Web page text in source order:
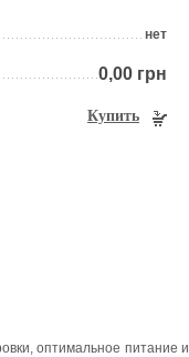
нет
0,00 грн
Купить
оптимальное питание и